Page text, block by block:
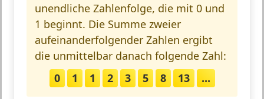
unendliche Zahlenfolge, die mit 0 und
1 beginnt. Die Summe zweier
aufeinanderfolgender Zahlen ergibt
die unmittelbar danach folgende Zahl:
0
1 1 2 3 5 8 13 ...